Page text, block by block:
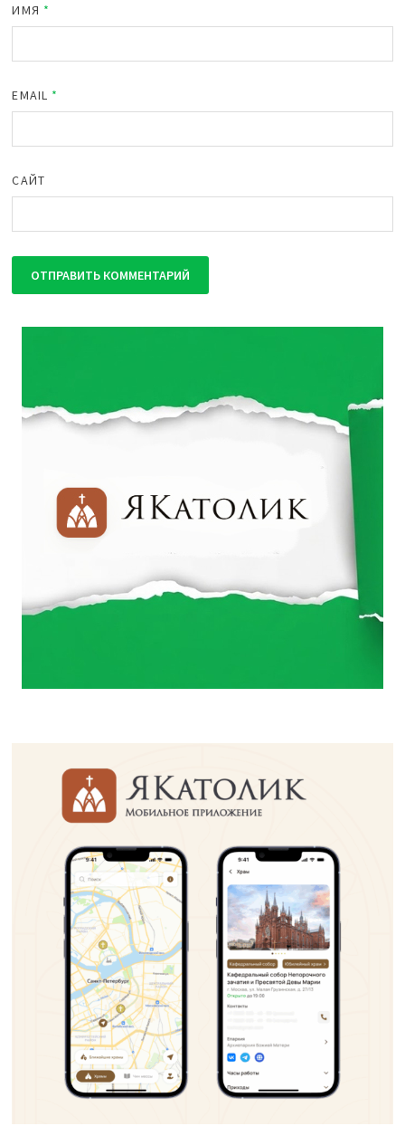
ИМЯ *
EMAIL *
САЙТ